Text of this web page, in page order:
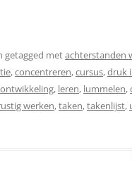
getagged metachterstanden
,concentreren,cursus,druk
, leren, lummelen,
werken,taken,takenlijst,